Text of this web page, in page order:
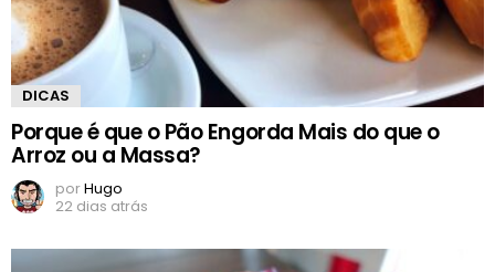
DICAS
Porque é que o Pão Engorda Mais do que o
Arroz ou a Massa?
porHugo
22 dias atrás